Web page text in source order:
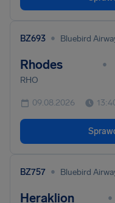
BZ693 • Bluebird
Rhodes •
RHO
09.08.2026
BZ757 • Bluebird
Heraklion •